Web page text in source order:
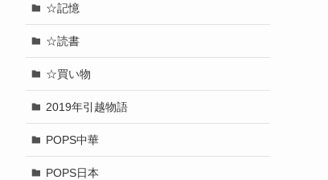
☆記憶
☆読書
☆買い物
2019年引越物語
POPS中華
POPS日本